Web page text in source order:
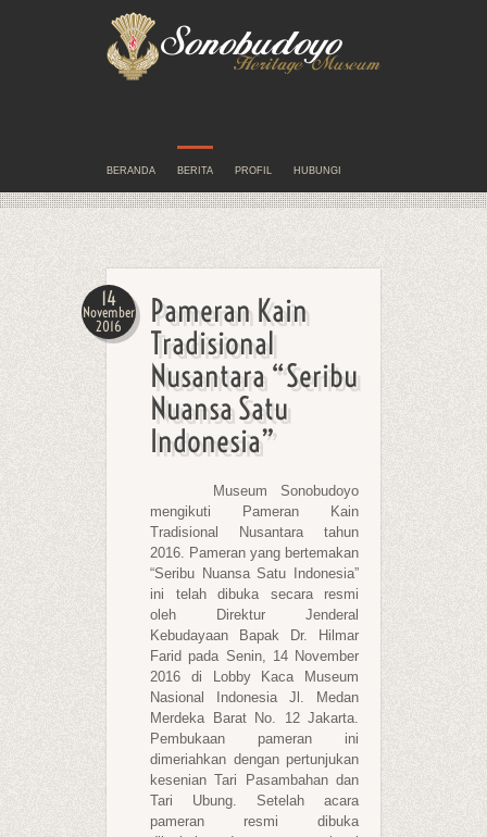
BERANDA BERITA PROFIL HUBUNGI
14
November
2016
Pameran Kain
Tradisional
Nusantara “Seribu
Nuansa Satu
Indonesia”
Museum Sonobudoyo
mengikuti Pameran Kain
Tradisional Nusantara tahun
2016. Pameran yang bertemakan
“Seribu Nuansa Satu Indonesia”
ini telah dibuka secara resmi
oleh Direktur Jenderal
Kebudayaan Bapak Dr. Hilmar
Farid pada Senin, 14 November
2016 di Lobby Kaca Museum
Nasional Indonesia Jl. Medan
Merdeka Barat No. 12 Jakarta.
Pembukaan pameran ini
dimeriahkan dengan pertunjukan
kesenian Tari Pasambahan dan
Tari Ubung. Setelah acara
pameran resmi dibuka